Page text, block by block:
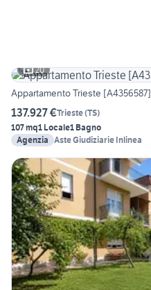
20
Appartamento Trieste [A4356587]
137.927 €Trieste(TS)
107 mq1 Locale1 Bagno
Agenzia Aste Giudiziarie Inlinea